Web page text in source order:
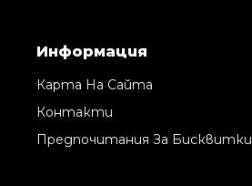
Информация
Карта На Сайта
Контакти
Предпочитания За Бисквитки